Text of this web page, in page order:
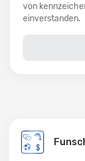
von
einverstanden.